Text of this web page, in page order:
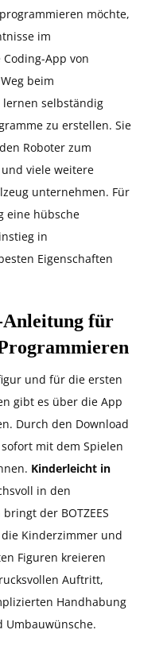
möchte,
im
App von
beim
lernen selbständig
zu erstellen. Sie
Roboter zum
viele weitere
unternehmen. Für
eine hübsche
in
Eigenschaften
für
und für die ersten
gibt es über die App
Durch den Download
mit dem Spielen
Kinderleicht in
in den
der BOTZEES
Kinderzimmer und
Figuren kreieren
Auftritt,
Handhabung
Umbauwünsche.